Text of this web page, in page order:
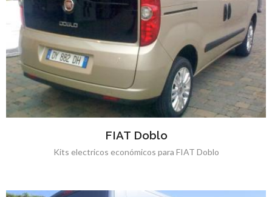
FIAT Doblo
Kits electricos económicos para FIAT Doblo